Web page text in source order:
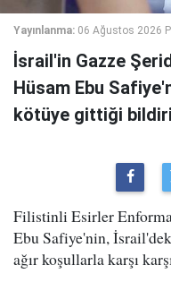
Yayınlanma: 06 Ağustos 2026
İsrail'in Gazze
Hüsam Ebu
kötüye gittiği
Filistinli Esirler
Ebu Safiye'nin,
ağır koşullarla karşı